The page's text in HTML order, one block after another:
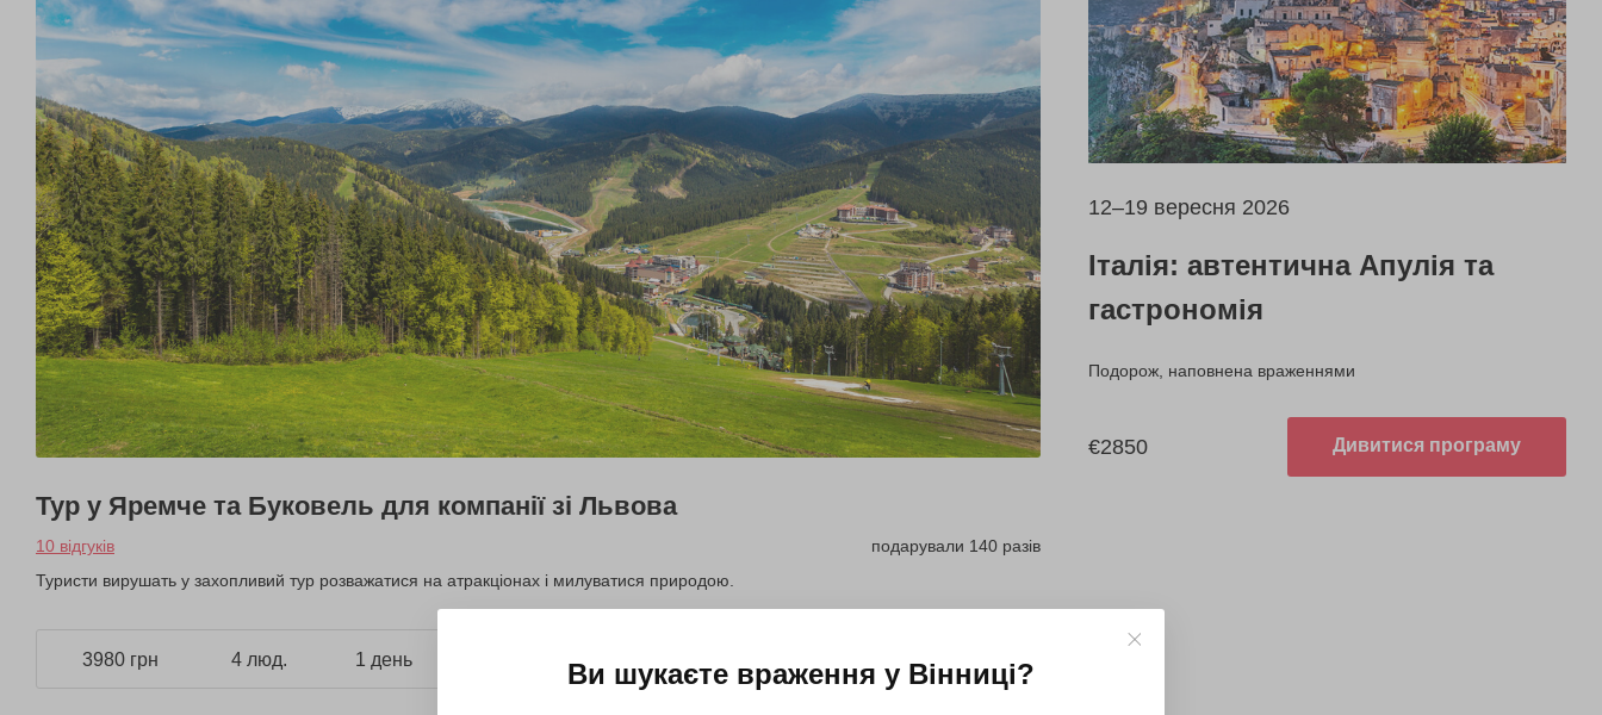
Тур у Яремче та Буковель для компанії зі Львова
10 відгуків
подарували 140 разів
Туристи вирушать у захопливий тур розважатися на атракціонах і милуватися природою.
3980 грн 4 люд. 1 день
12–19 вересня 2026
Італія: автентична Апулія та
гастрономія
Подорож, наповнена враженнями
€2850 Дивитися програму
Ви шукаєте враження у Вінниці?